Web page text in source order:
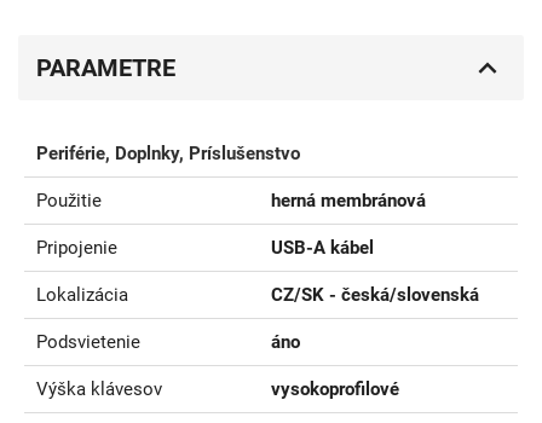
PARAMETRE
Periférie, Doplnky, Príslušenstvo
Použitie herná membránová
Pripojenie USB-A kábel
Lokalizácia CZ/SK - česká/slovenská
Podsvietenie áno
Výška klávesov vysokoprofilové